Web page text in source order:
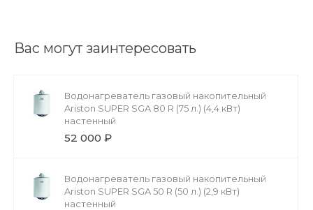
Вас могут заинтересовать
Водонагреватель газовый накопительный
Ariston SUPER SGA 80 R (75 л.) (4,4 кВт)
настенный
52 000 ₽
Водонагреватель газовый накопительный
Ariston SUPER SGA 50 R (50 л.) (2,9 кВт)
настенный